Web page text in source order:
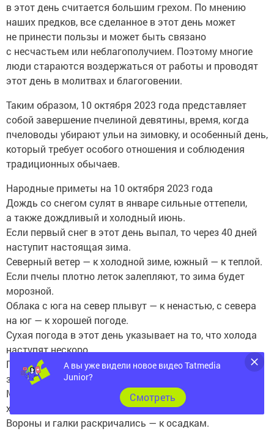
в этот день считается большим грехом. По мнению
наших предков, все сделанное в этот день может
не принести пользы и может быть связано
с несчастьем или неблагополучием. Поэтому многие
люди стараются воздержаться от работы и проводят
этот день в молитвах и благоговении.
Таким образом, 10 октября 2023 года представляет
собой завершение пчелиной девятины, время, когда
пчеловоды убирают ульи на зимовку, и особенный день,
который требует особого отношения и соблюдения
традиционных обычаев.
Народные приметы на 10 октября 2023 года
Дождь со снегом сулят в январе сильные оттепели,
а также дождливый и холодный июнь.
Если первый снег в этот день выпал, то через 40 дней
наступит настоящая зима.
Северный ветер — к холодной зиме, южный — к теплой.
Если пчелы плотно леток залепляют, то зима будет
морозной.
Облака с юга на север плывут — к ненастью, с севера
на юг — к хорошей погоде.
Сухая погода в этот день указывает на то, что холода
наступят нескоро.
Гроза на Савватия — к бесснежной, теплой и короткой
зиме.
Много шишек на соснах и елях — зимние месяцы будут
холодными.
Вороны и галки раскричались — к осадкам.
А вы уже видели новое видео Tatmedia
Junior?
Cмотреть